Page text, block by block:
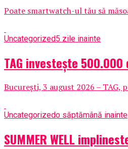
Poate smartwatch-ul tău să
Uncategorized5 zile inainte
TAG investește
București, 3 august 2026 – TAG,
Uncategorizedo săptămână inainte
SUMMER WELL